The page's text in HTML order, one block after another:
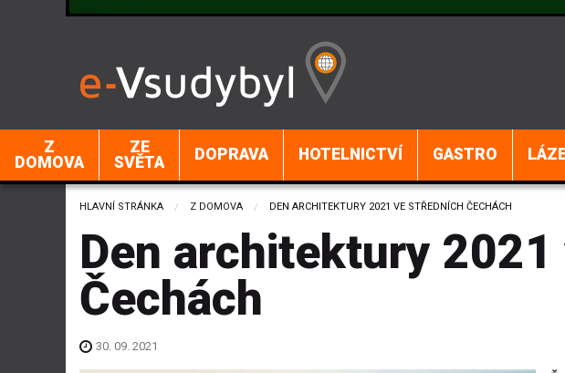
Z
DOMOVA
ZE
SVĚTA
DOPRAVA HOTELNICTVÍ GASTRO
HLAVNÍ STRÁNKA Z DOMOVA CURRENT:
DEN ARCHITEKTURY 2021 VE STŘEDNÍCH ČECHÁCH
Den architektury
Čechách
30. 09. 2021